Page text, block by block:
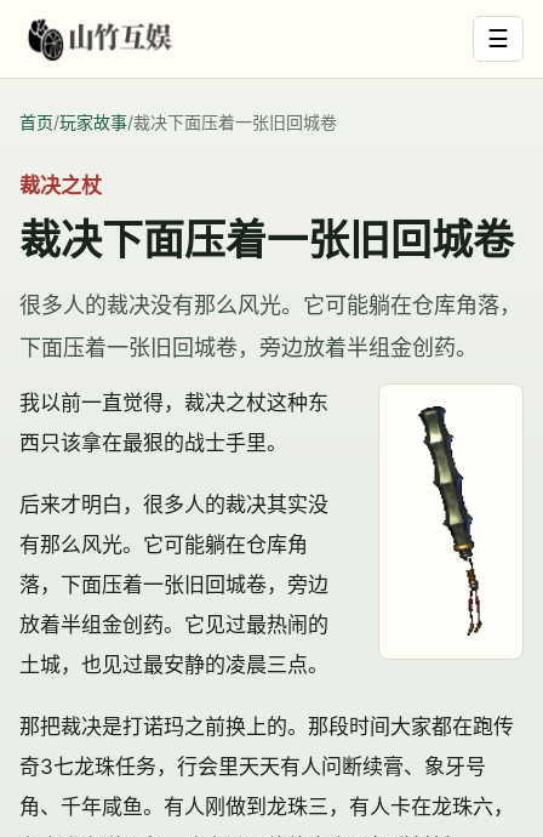
☰
首页/玩家故事/裁决下面压着一张旧回城卷
裁决之杖
裁决下面压着一张旧回城卷
很多人的裁决没有那么风光。它可能躺在仓库角落，
下面压着一张旧回城卷，旁边放着半组金创药。
我以前一直觉得，裁决之杖这种东
西只该拿在最狠的战士手里。
后来才明白，很多人的裁决其实没
有那么风光。它可能躺在仓库角
落，下面压着一张旧回城卷，旁边
放着半组金创药。它见过最热闹的
土城，也见过最安静的凌晨三点。
那把裁决是打诺玛之前换上的。那段时间大家都在跑传
奇3七龙珠任务，行会里天天有人问 断续膏、 象牙号
角、 千年咸鱼。有人刚做到龙珠三，有人卡在龙珠六，